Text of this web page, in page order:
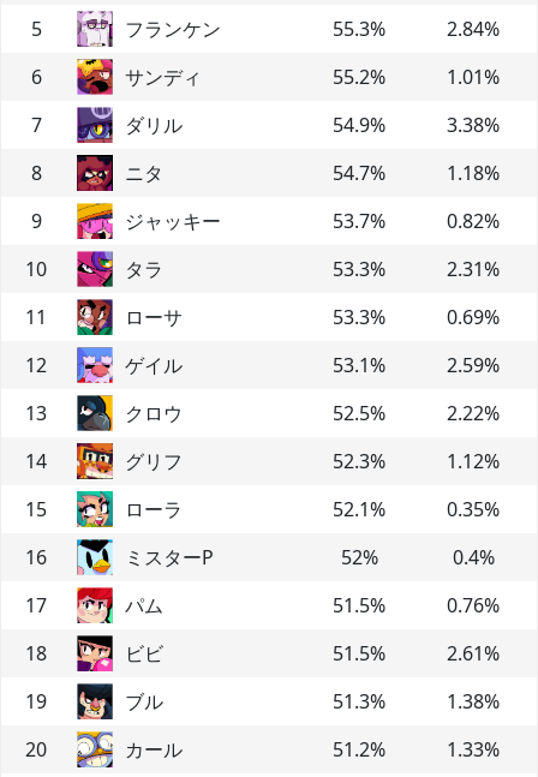
5
フランケン 55.3% 2.84%
6
サンディ 55.2% 1.01%
7
ダリル 54.9% 3.38%
8
ニタ 54.7% 1.18%
9
ジャッキー 53.7% 0.82%
10
タラ 53.3% 2.31%
11
ローサ 53.3% 0.69%
12
ゲイル 53.1% 2.59%
13
クロウ 52.5% 2.22%
14
グリフ 52.3% 1.12%
15
ローラ 52.1% 0.35%
16
ミスターP 52% 0.4%
17
パム 51.5% 0.76%
18
ビビ 51.5% 2.61%
19
ブル 51.3% 1.38%
20
カール 51.2% 1.33%